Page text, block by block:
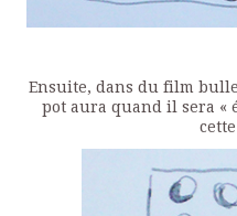
Ensuite, dans du film
pot aura quand il sera «